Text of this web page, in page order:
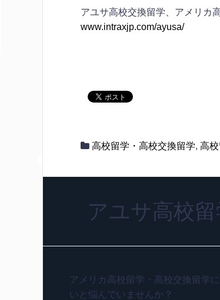
アユサ高校交換留学、アメリカ
www.intraxjp.com/ayusa/
高校留学・高校交換留学, 高
アユサ高校
アメリカ高校留学・高校交換留学
いと悩んでいませんか？